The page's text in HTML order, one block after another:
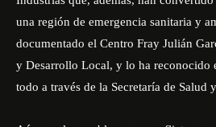
una región de emergencia sanitaria y
documentado el Centro Fray Julián
y Desarrollo Local, y lo ha reconocido
todo a través de la Secretaría de Salud